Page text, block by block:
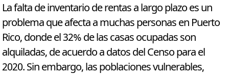
La falta de inventario de rentas a largo plazo es un
problema que afecta a muchas personas en Puerto
Rico, donde el 32% de las casas ocupadas son
alquiladas, de acuerdo a datos del Censo para el
2020. Sin embargo, las poblaciones vulnerables,